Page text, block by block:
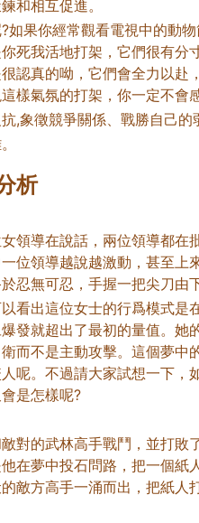
和相互促進。
如果你經常觀看電視中的動
死我活地打架，它們很有分
認真的呦，它們會全力以赴
樣氣氛的打架，你一定不會
,象徵競爭關係、戰勝自己的
析
領導在說話，兩位領導都在
位領導越說越激動，甚至
忍無可忍，手握一把尖刀
看出這位女士的行爲模式是
發就超出了最初的量值。她
而不是主動攻擊。這個夢中
呢。不過請大家試想一下，
是怎樣呢?
對的武林高手戰鬥，並打敗
在夢中投石問路，把一個紙
敵方高手一涌而出，把紙